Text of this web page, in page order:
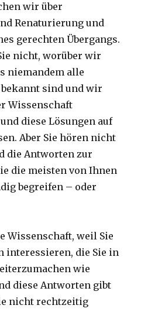
wir über
Renaturierung und
gerechten Übergangs.
nicht, worüber wir
niemandem alle
sind und wir
Wissenschaft
diese Lösungen auf
Aber Sie hören nicht
die Antworten zur
die meisten von Ihnen
begreifen – oder
Wissenschaft, weil Sie
interessieren, die Sie in
wie
diese Antworten gibt
nicht rechtzeitig